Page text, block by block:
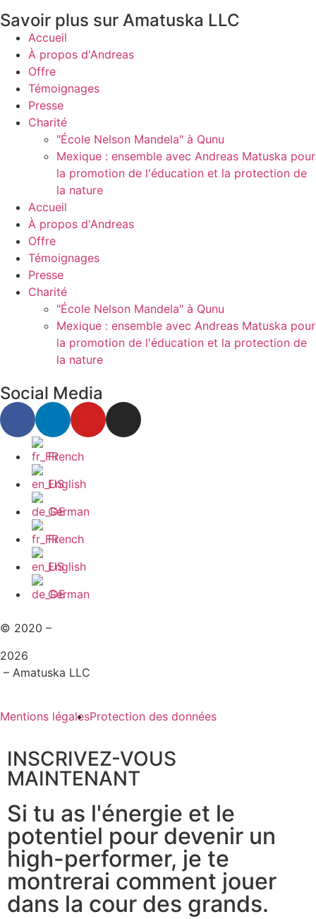
Savoir plus sur Amatuska LLC
Accueil
À propos d'Andreas
Offre
Témoignages
Presse
Charité
"École Nelson Mandela" à Qunu
Mexique : ensemble avec Andreas Matuska pour
la promotion de l'éducation et la protection de
la nature
Accueil
À propos d'Andreas
Offre
Témoignages
Presse
Charité
"École Nelson Mandela" à Qunu
Mexique : ensemble avec Andreas Matuska pour
la promotion de l'éducation et la protection de
la nature
Social Media
French
English
German
French
English
German
© 2020 –
2026
– Amatuska LLC
Mentions légalesProtection des données
INSCRIVEZ-VOUS
MAINTENANT
Si tu as l'énergie et le
potentiel pour devenir un
high-performer, je te
montrerai comment jouer
dans la cour des grands.